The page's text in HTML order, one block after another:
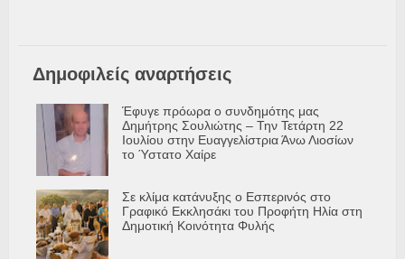
Δημοφιλείς αναρτήσεις
Έφυγε πρόωρα ο συνδημότης μας
Δημήτρης Σουλιώτης – Την Τετάρτη 22
Ιουλίου στην Ευαγγελίστρια Άνω Λιοσίων
το Ύστατο Χαίρε
Σε κλίμα κατάνυξης ο Εσπερινός στο
Γραφικό Εκκλησάκι του Προφήτη Ηλία στη
Δημοτική Κοινότητα Φυλής